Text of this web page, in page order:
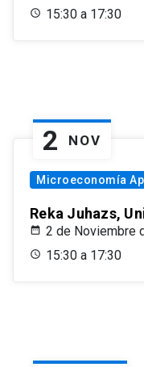
15:30 a 17:30
2 NOV
Microeconomía
Reka Juhazs,
2 de Noviembre
15:30 a 17:30